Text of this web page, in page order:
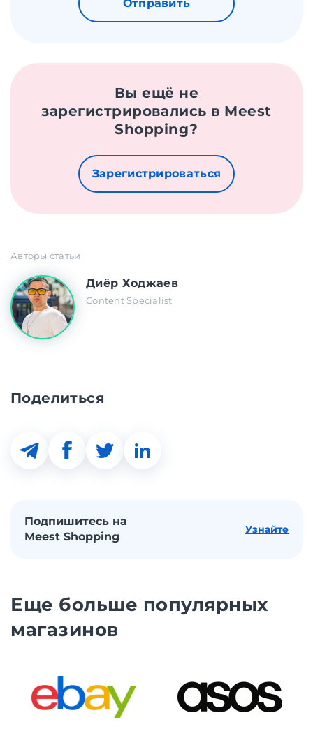
Отправить
Вы ещё не
зарегистрировались в Meest
Shopping?
Зарегистрироваться
Авторы статьи
Диёр Ходжаев
Content Specialist
Поделиться
Подпишитесь на
Meest Shopping
Узнайте
Еще больше популярных
магазинов